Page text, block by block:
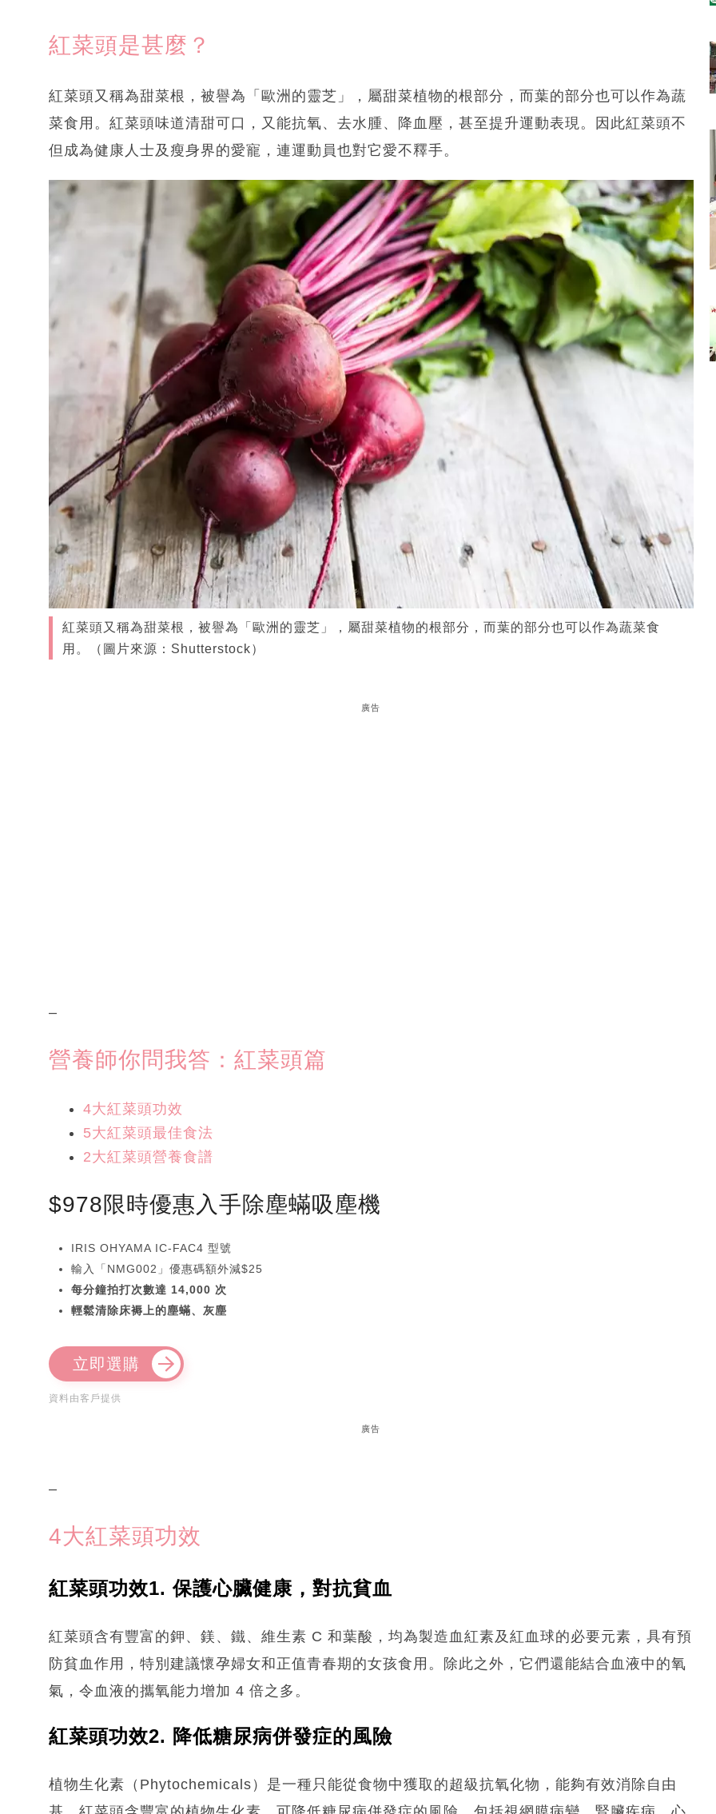
紅菜頭是甚麼？
紅菜頭又稱為甜菜根，被譽為「歐洲的靈芝」，屬甜菜植物的根部分，而葉的部分也可以作為蔬
菜食用。紅菜頭味道清甜可口，又能抗氧、去水腫、降血壓，甚至提升運動表現。因此紅菜頭不
但成為健康人士及瘦身界的愛寵，連運動員也對它愛不釋手。
紅菜頭又稱為甜菜根，被譽為「歐洲的靈芝」，屬甜菜植物的根部分，而葉的部分也可以作為蔬菜食
用。（圖片來源：Shutterstock）
廣告
–
營養師你問我答：紅菜頭篇
4大紅菜頭功效
5大紅菜頭最佳食法
2大紅菜頭營養食譜
$978限時優惠入手除塵蟎吸塵機
IRIS OHYAMA IC-FAC4 型號
輸入「NMG002」優惠碼額外減$25
每分鐘拍打次數達 14,000 次
輕鬆清除床褥上的塵蟎、灰塵
立即選購
資料由客戶提供
廣告
–
4大紅菜頭功效
紅菜頭功效1. 保護心臟健康，對抗貧血
紅菜頭含有豐富的鉀、鎂、鐵、維生素 C 和葉酸，均為製造血紅素及紅血球的必要元素，具有預
防貧血作用，特別建議懷孕婦女和正值青春期的女孩食用。除此之外，它們還能結合血液中的氧
氣，令血液的攜氧能力增加 4 倍之多。
紅菜頭功效2. 降低糖尿病併發症的風險
植物生化素（Phytochemicals）是一種只能從食物中獲取的超級抗氧化物，能夠有效消除自由